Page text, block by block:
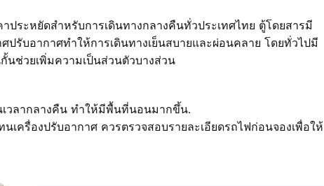
ระหยัดสำหรับการเดินทางกลางคืนทั่วประเทศไทย ตู้โดยสารมี
ปรับอากาศทำให้การเดินทางเย็นสบายและผ่อนคลาย โดยทั่วไปมี
ช่วยเพิ่มความเป็นส่วนตัวบางส่วน
เวลากลางคืน ทำให้มีพื้นที่นอนมากขึ้น.
ครื่องปรับอากาศ ควรตรวจสอบรายละเอียดรถไฟก่อนจองเพื่อให้